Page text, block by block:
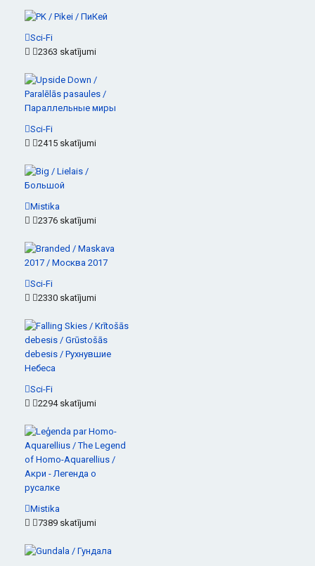
Sci-Fi
2363 skatījumi
Sci-Fi
2415 skatījumi
Mistika
2376 skatījumi
Sci-Fi
2330 skatījumi
Sci-Fi
2294 skatījumi
Mistika
7389 skatījumi